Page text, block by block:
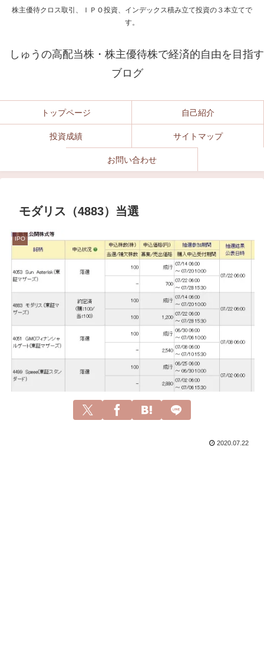
株主優待クロス取引、ＩＰＯ投資、インデックス積み立て投資の３本立てで
す。
しゅうの高配当株・株主優待株で経済的自由を目指す
ブログ
トップページ 自己紹介
投資成績 サイトマップ
お問い合わせ
モダリス（4883）当選
IPO
2020.07.22